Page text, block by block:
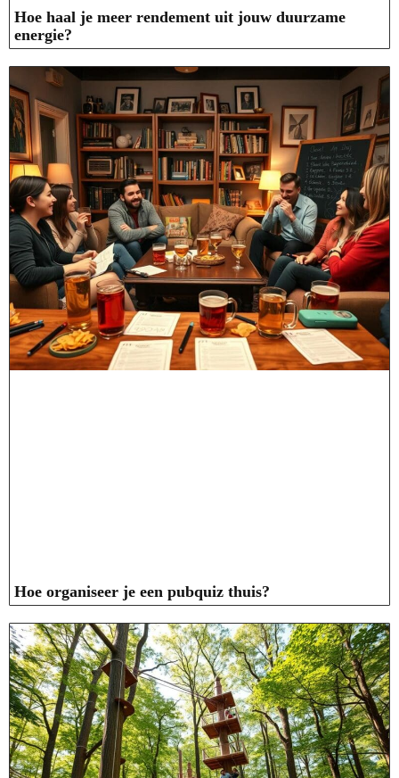
Hoe haal je meer rendement uit jouw duurzame
energie?
Hoe organiseer je een pubquiz thuis?